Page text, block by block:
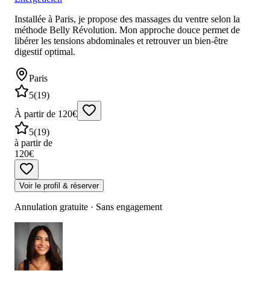
Installée à Paris, je propose des massages du ventre selon la
méthode Belly Révolution. Mon approche douce permet de
libérer les tensions abdominales et retrouver un bien-être
digestif optimal.
Paris
5(19)
À partir de 120€
5(19)
à partir de
120€
Voir le profil & réserver
Annulation gratuite · Sans engagement